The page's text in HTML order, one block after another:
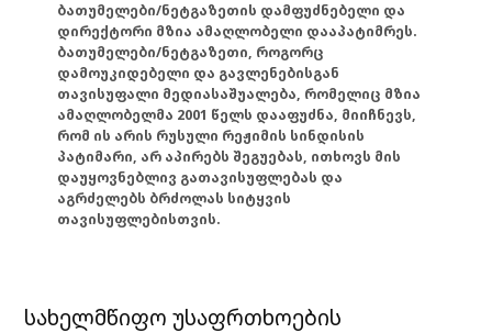
ბათუმელები/ნეტგაზეთის დამფუძნებელი და
დირექტორი მზია ამაღლობელი დააპატიმრეს.
ბათუმელები/ნეტგაზეთი, როგორც
დამოუკიდებელი და გავლენებისგან
თავისუფალი მედიასაშუალება, რომელიც მზია
ამაღლობელმა 2001 წელს დააფუძნა, მიიჩნევს,
რომ ის არის რუსული რეჟიმის სინდისის
პატიმარი, არ აპირებს შეგუებას, ითხოვს მის
დაუყოვნებლივ გათავისუფლებას და
აგრძელებს ბრძოლას სიტყვის
თავისუფლებისთვის.
სახელმწიფო უსაფრთხოების